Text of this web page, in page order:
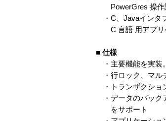
PowerGres 操作説
・C、Javaインタ
C 言語 用アプリケ
■ 仕様
・主要機能を実装
・行ロック、マル
・トランザクショ
・データのバック
をサポート